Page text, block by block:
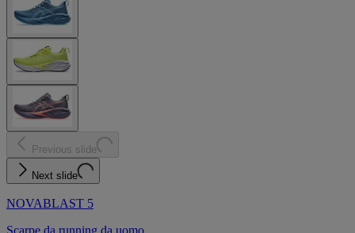
Previous slide
Next slide
NOVABLAST 5
Scarpe da running da uomo